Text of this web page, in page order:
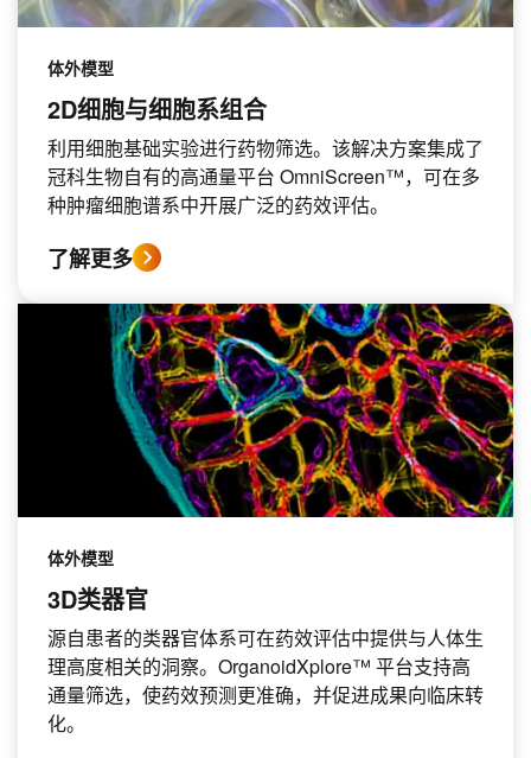
体外模型
2D细胞与细胞系组合
利用细胞基础实验进行药物筛选。该解决方案集成了
冠科生物自有的高通量平台 OmniScreen™，可在多
种肿瘤细胞谱系中开展广泛的药效评估。
了解更多
体外模型
3D类器官
源自患者的类器官体系可在药效评估中提供与人体生
理高度相关的洞察。OrganoidXplore™ 平台支持高
通量筛选，使药效预测更准确，并促进成果向临床转
化。